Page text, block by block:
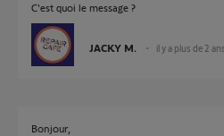
C'est quoi le message ?
JACKY M. il y a plus de 2 ans
Bonjour,